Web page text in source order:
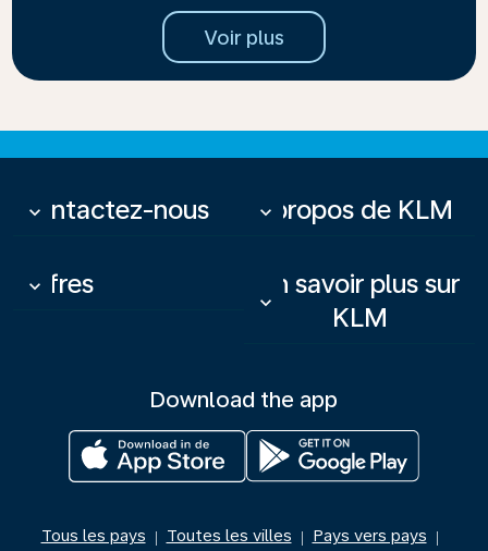
Voir plus
Contactez-nous
keyboard_arrow_down À propos de KLM
keyboard_arrow_down
Offres
keyboard_arrow_down
En savoir plus sur
KLM
keyboard_arrow_down
Download the app
Tous les pays | Toutes les villes | Pays vers pays |